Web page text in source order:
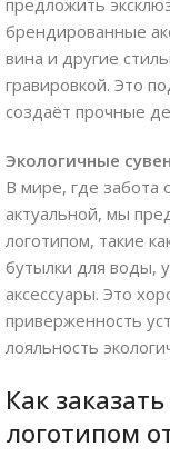
брендированные
вина и другие
гравировкой. Это
создаёт прочные
Экологичные
В мире, где забота
актуальной, мы
логотипом, такие
бутылки для воды,
аксессуары. Это
приверженность
лояльность
Как
логотипом